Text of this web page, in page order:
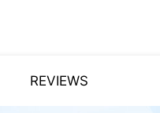
REVIEWS